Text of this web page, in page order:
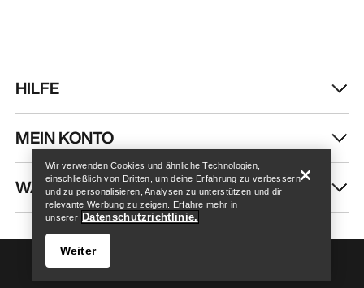
Help
HILFE
MEIN KONTO
WASCHEN & REPARATUR
Wir verwenden Cookies und ähnliche Technologien,
einschließlich von Dritten, um deine Erfahrung zu verbessern
und zu personalisieren, Analysen zu unterstützen und dir
relevante Werbung zu zeigen. Erfahre mehr in
unserer Datenschutzrichtlinie.
Weiter